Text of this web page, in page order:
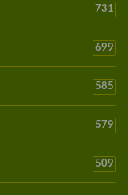
731
699
585
579
509